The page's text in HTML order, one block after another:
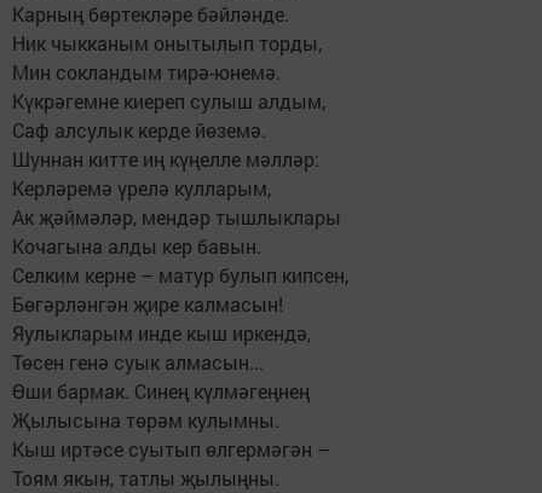
Карның бөртекләре бәйләнде.
Ник чыкканым онытылып торды,
Мин сокландым тирә-юнемә.
Күкрәгемне киереп сулыш алдым,
Саф алсулык керде йөземә.
Шуннан китте иң күңелле мәлләр:
Керләремә үрелә кулларым,
Ак җәймәләр, мендәр тышлыклары
Кочагына алды кер бавын.
Селким керне – матур булып кипсен,
Бөгәрләнгән җире калмасын!
Яулыкларым инде кыш иркендә,
Төсен генә суык алмасын...
Өши бармак. Синең күлмәгеңнең
Җылысына төрәм кулымны.
Кыш иртәсе суытып өлгермәгән –
Тоям якын, татлы җылыңны.